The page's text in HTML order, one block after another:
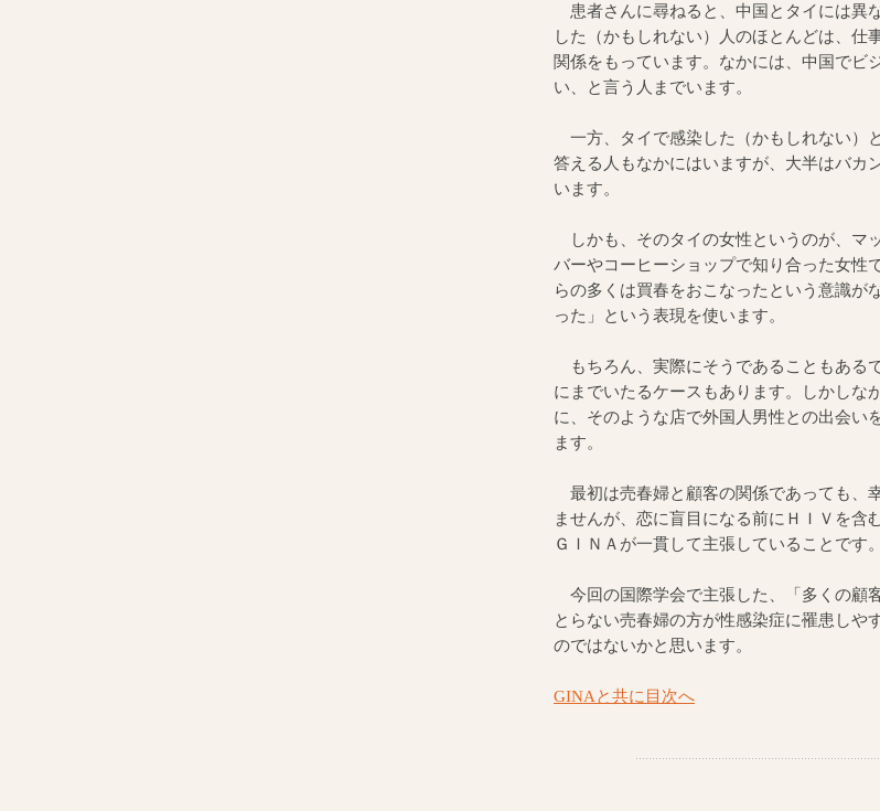
患者さんに尋ねると、中国とタイには異
した（かもしれない）人のほとんどは、仕
関係をもっています。なかには、中国でビ
い、と言う人までいます。
一方、タイで感染した（かもしれない）
答える人もなかにはいますが、大半はバカ
います。
しかも、そのタイの女性というのが、マ
バーやコーヒーショップで知り合った女性
らの多くは買春をおこなったという意識が
った」という表現を使います。
もちろん、実際にそうであることもある
にまでいたるケースもあります。しかしな
に、そのような店で外国人男性との出会い
ます。
最初は売春婦と顧客の関係であっても、
ませんが、恋に盲目になる前にＨＩＶを含
ＧＩＮＡが一貫して主張していることです。
今回の国際学会で主張した、「多くの顧
とらない売春婦の方が性感染症に罹患しや
のではないかと思います。
GINAと共に目次へ